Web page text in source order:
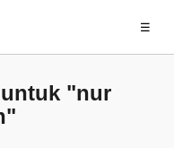
☰
"nur